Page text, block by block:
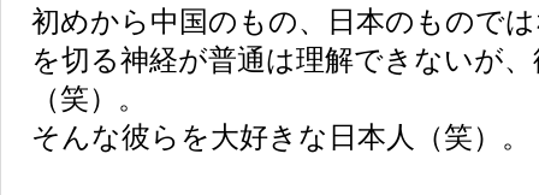
初めから中国のもの、日本のもので
を切る神経が普通は理解できないが
（笑）。
そんな彼らを大好きな日本人（笑）。